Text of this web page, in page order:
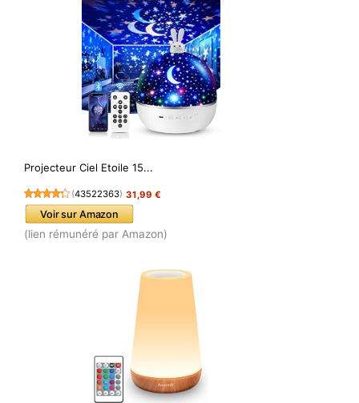
Projecteur Ciel Etoile 15...
(43522363) 31,99 €
Voir sur Amazon
(lien rémunéré par Amazon)